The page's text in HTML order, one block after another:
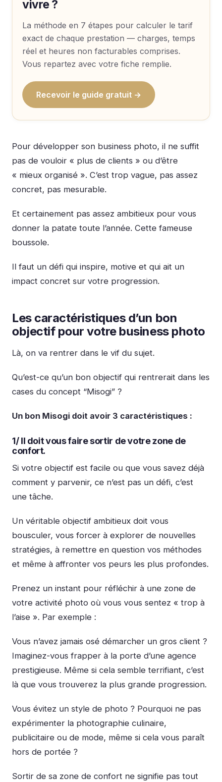
vivre ?
La méthode en 7 étapes pour calculer le tarif
exact de chaque prestation — charges, temps
réel et heures non facturables comprises.
Vous repartez avec votre fiche remplie.
Recevoir le guide gratuit →
Pour développer son business photo, il ne suffit
pas de vouloir « plus de clients » ou d’être
« mieux organisé ». C’est trop vague, pas assez
concret, pas mesurable.
Et certainement pas assez ambitieux pour vous
donner la patate toute l’année. Cette fameuse
boussole.
Il faut un défi qui inspire, motive et qui ait un
impact concret sur votre progression.
Les caractéristiques d’un bon
objectif pour votre business photo
Là, on va rentrer dans le vif du sujet.
Qu’est-ce qu’un bon objectif qui rentrerait dans les
cases du concept “Misogi” ?
Un bon Misogi doit avoir 3 caractéristiques :
1/ Il doit vous faire sortir de votre zone de
confort.
Si votre objectif est facile ou que vous savez déjà
comment y parvenir, ce n’est pas un défi, c’est
une tâche.
Un véritable objectif ambitieux doit vous
bousculer, vous forcer à explorer de nouvelles
stratégies, à remettre en question vos méthodes
et même à affronter vos peurs les plus profondes.
Prenez un instant pour réfléchir à une zone de
votre activité photo où vous vous sentez « trop à
l’aise ». Par exemple :
Vous n’avez jamais osé démarcher un gros client ?
Imaginez-vous frapper à la porte d’une agence
prestigieuse. Même si cela semble terrifiant, c’est
là que vous trouverez la plus grande progression.
Vous évitez un style de photo ? Pourquoi ne pas
expérimenter la photographie culinaire,
publicitaire ou de mode, même si cela vous paraît
hors de portée ?
Sortir de sa zone de confort ne signifie pas tout